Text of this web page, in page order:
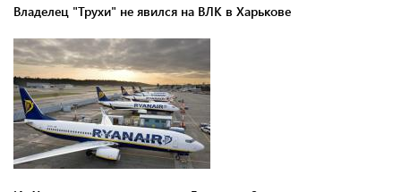
Владелец "Трухи" не явился на ВЛК в Харькове